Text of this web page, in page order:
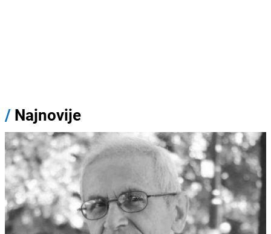
/ Najnovije